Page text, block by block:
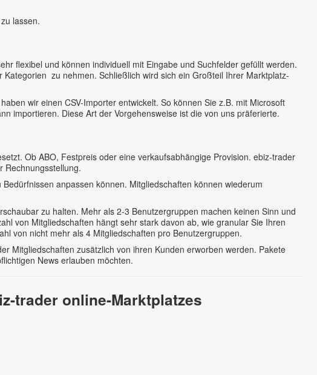
lassen.
flexibel und können individuell mit Eingabe und Suchfelder gefüllt werden.
zu nehmen. Schließlich wird sich ein Großteil Ihrer Marktplatz-
wir einen CSV-Importer entwickelt. So können Sie z.B. mit Microsoft
importieren. Diese Art der Vorgehensweise ist die von uns präferierte.
Ob ABO, Festpreis oder eine verkaufsabhängige Provision. ebiz-trader
Rechnungsstellung.
anpassen können. Mitgliedschaften können wiederum
zu halten. Mehr als 2-3 Benutzergruppen machen keinen Sinn und
von Mitgliedschaften hängt sehr stark davon ab, wie granular Sie Ihren
von nicht mehr als 4 Mitgliedschaften pro Benutzergruppen.
Mitgliedschaften zusätzlich von ihren Kunden erworben werden. Pakete
News erlauben möchten.
trader online-Marktplatzes